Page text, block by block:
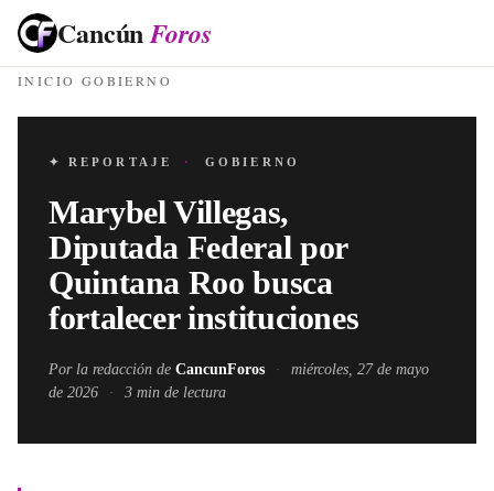
CancúnForos
INICIO· GOBIERNO
✦ REPORTAJE · GOBIERNO
Marybel Villegas,
Diputada Federal por
Quintana Roo busca
fortalecer instituciones
Por la redacción de CancunForos ·
miércoles, 27 de mayo
de 2026
· 3 min de lectura